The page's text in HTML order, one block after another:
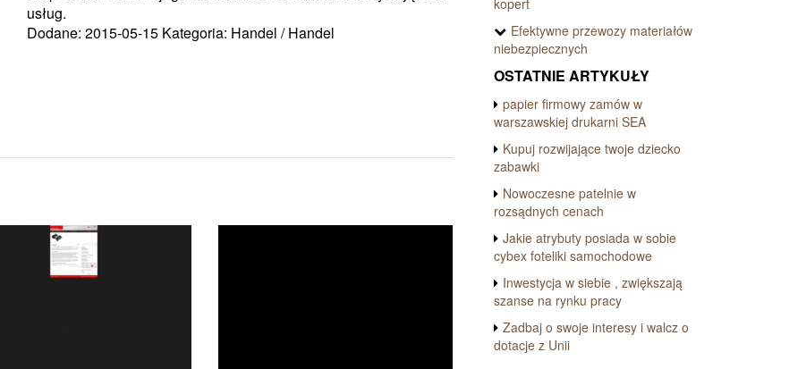
usług.
Dodane: 2015-05-15 Kategoria: Handel / Handel
Efektywne przewozy materiałów
niebezpiecznych
OSTATNIE ARTYKUŁY
papier firmowy zamów w
warszawskiej drukarni SEA
Kupuj rozwijające twoje dziecko
zabawki
Nowoczesne patelnie w
rozsądnych cenach
Jakie atrybuty posiada w sobie
cybex foteliki samochodowe
Inwestycja w siebie , zwiększają
szanse na rynku pracy
Zadbaj o swoje interesy i walcz o
dotacje z Unii